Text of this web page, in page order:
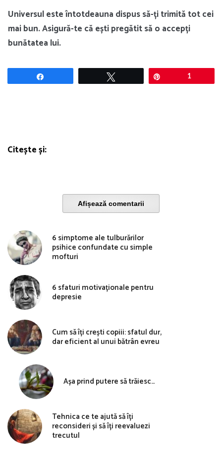
Universul este întotdeauna dispus să-ți trimită tot cei
mai bun. Asigură-te că ești pregătit să o accepți
bunătatea lui.
1
Citește și:
Afișează comentarii
6 simptome ale tulburărilor
psihice confundate cu simple
mofturi
6 sfaturi motivaționale pentru
depresie
Cum să îți crești copiii: sfatul dur,
dar eficient al unui bătrân evreu
Așa prind putere să trăiesc…
Tehnica ce te ajută să îți
reconsideri și să îți reevaluezi
trecutul